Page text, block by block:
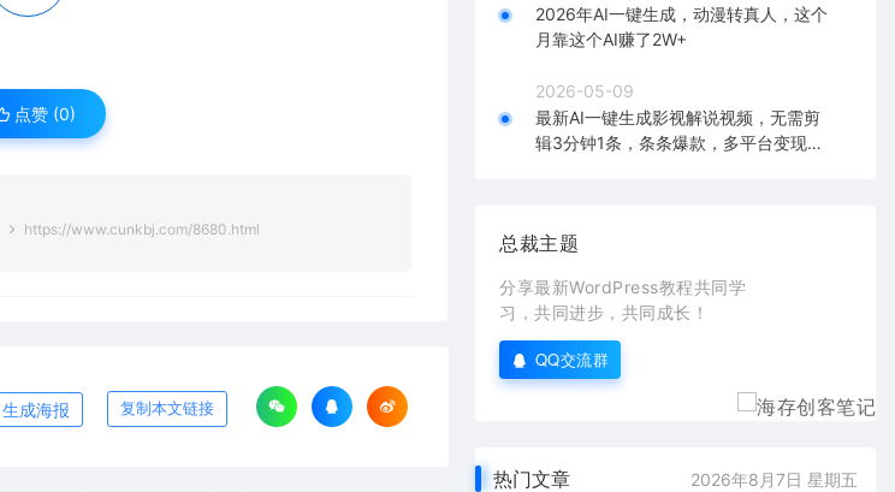
点赞 (0)
https://www.cunkbj.com/8680.html
生成海报 复制本文链接
2026年AI一键生成，动漫转真人，这个
月靠这个AI赚了2W+
2026-05-09
最新AI一键生成影视解说视频，无需剪
辑3分钟1条，条条爆款，多平台变现日
总裁主题
分享最新WordPress教程共同学
习，共同进步，共同成长！
QQ交流群
热门文章 2026年8月7日 星期五